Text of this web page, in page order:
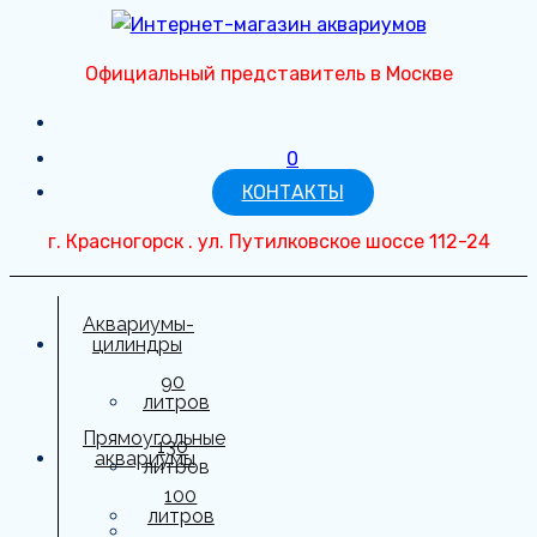
содержимомуОфициальный представитель в Москве
0
КОНТАКТЫ
г. Красногорск . ул. Путилковское шоссе 112-24
Аквариумы-
цилиндры
90
литров
130
литров
150
литров
Прямоугольные
аквариумы
100
литров